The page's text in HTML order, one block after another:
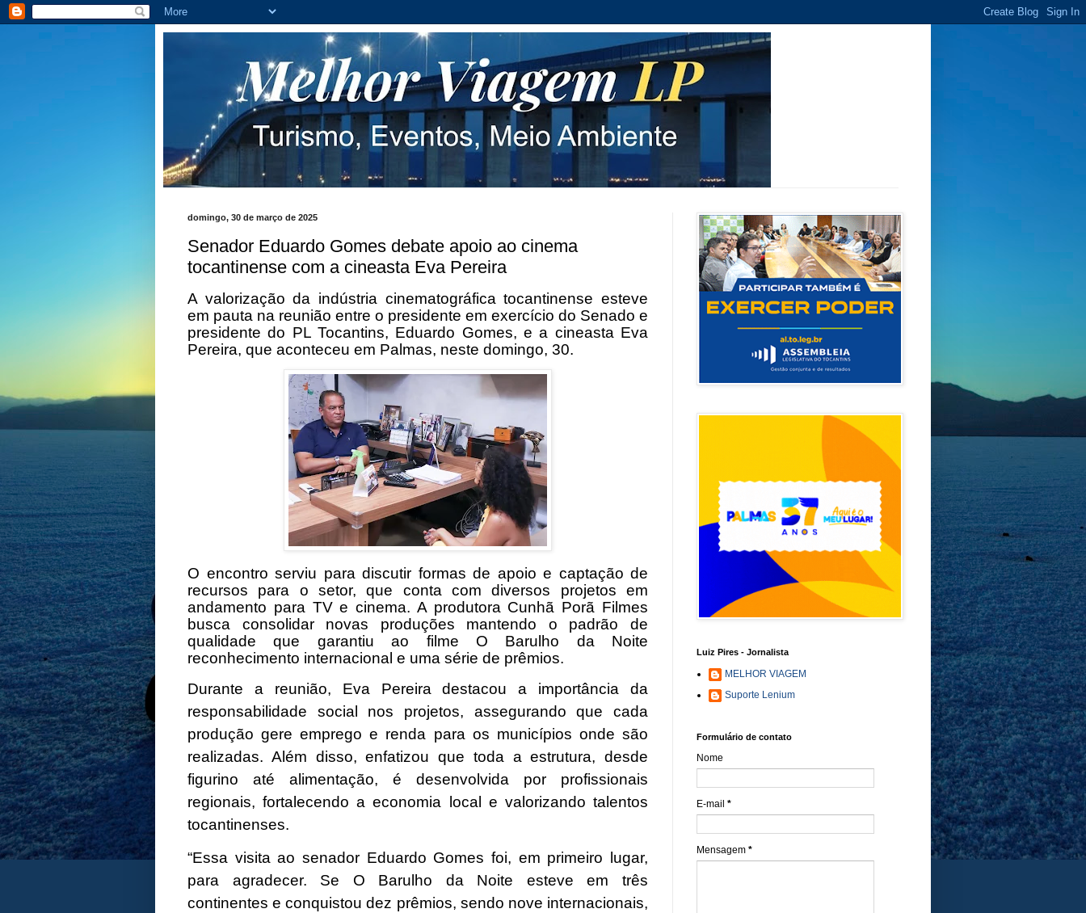
domingo, 30 de março de 2025
Senador Eduardo Gomes debate apoio ao cinema
tocantinense com a cineasta Eva Pereira
A valorização da indústria cinematográfica tocantinense esteve
em pauta na reunião entre o presidente em exercício do Senado e
presidente do PL Tocantins, Eduardo Gomes, e a cineasta Eva
Pereira, que aconteceu em Palmas, neste domingo, 30.
O encontro serviu para discutir formas de apoio e captação de
recursos para o setor, que conta com diversos projetos em
andamento para TV e cinema. A produtora Cunhã Porã Filmes
busca consolidar novas produções mantendo o padrão de
qualidade que garantiu ao filme O Barulho da Noite
reconhecimento internacional e uma série de prêmios.
Durante a reunião, Eva Pereira destacou a importância da
responsabilidade social nos projetos, assegurando que cada
produção gere emprego e renda para os municípios onde são
realizadas. Além disso, enfatizou que toda a estrutura, desde
figurino até alimentação, é desenvolvida por profissionais
regionais, fortalecendo a economia local e valorizando talentos
tocantinenses.
“Essa visita ao senador Eduardo Gomes foi, em primeiro lugar,
para agradecer. Se O Barulho da Noite esteve em três
continentes e conquistou dez prêmios, sendo nove internacionais,
Luiz Pires - Jornalista
MELHOR VIAGEM
Suporte Lenium
Formulário de contato
Nome
E-mail *
Mensagem *